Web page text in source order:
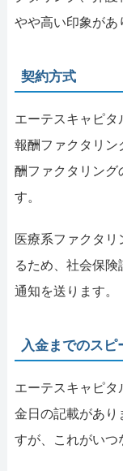
やや高い印象があ
契約方式
エーテスキャピタ
報酬ファクタリン
酬ファクタリング
す。
医療系ファクタ
るため、社会保
通知を送ります。
入金までのスピ
エーテスキャピタ
金日の記載があり
すが、これがいつ